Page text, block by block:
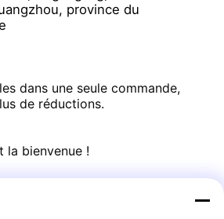
province du
dans une seule commande,
de réductions.
la bienvenue !
veuillez nous